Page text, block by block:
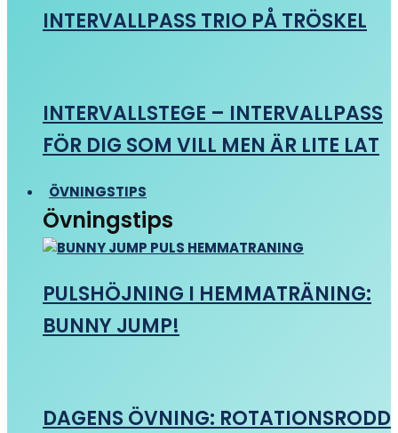
INTERVALLPASS TRIO PÅ TRÖSKEL
INTERVALLSTEGE – INTERVALLPASS
FÖR DIG SOM VILL MEN ÄR LITE LAT
ÖVNINGSTIPS
Övningstips
PULSHÖJNING I HEMMATRÄNING:
BUNNY JUMP!
DAGENS ÖVNING: ROTATIONSRODD